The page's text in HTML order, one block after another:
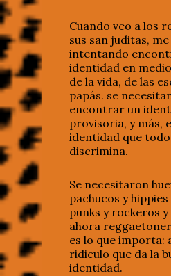
Cuando veo a los
sus san juditas,
intentando
identidad en
de la vida, de las
papás. se
encontrar un
provisoria, y más,
identidad que
discrimina.
Se necesitaron
pachucos y
punks y rockeros
ahora
es lo que importa:
ridiculo que da la
identidad.